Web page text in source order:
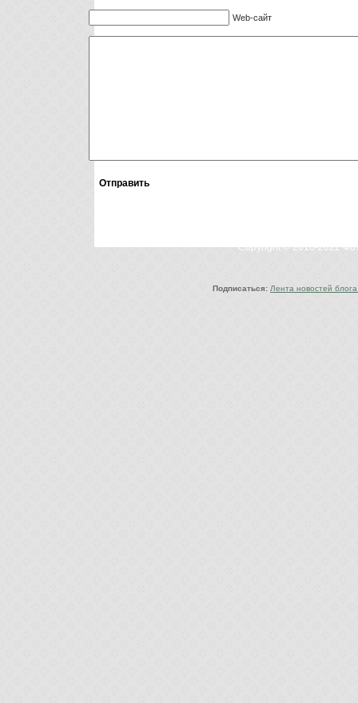
Web-сайт
Copyright © 2010-2022
Подписаться: Лента новостей